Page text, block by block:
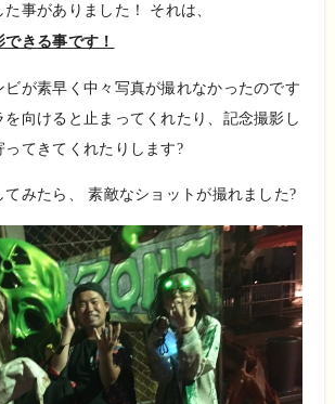
事がありました！ それは、
きる事です！
ビが素早く中々写真が撮れなかったのです
向けると止まってくれたり、記念撮影し
ってきてくれたりします?
てみたら、 素敵なショットが撮れました?